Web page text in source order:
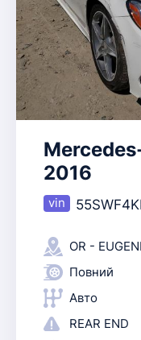
2016
OR -
Повний
Авто
REAR END